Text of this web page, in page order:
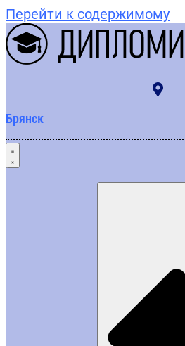
Перейти к содержимому
Брянск